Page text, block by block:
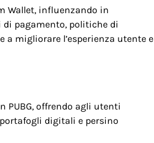
Wallet, influenzando in
pagamento, politiche di
migliorare l’esperienza utente e
offrendo agli utenti
digitali e persino